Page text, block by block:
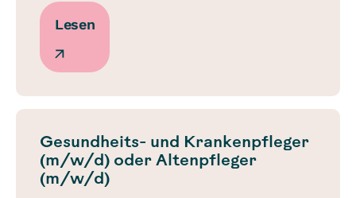
Lesen
Gesundheits- und Krankenpfleger
(m/w/d) oder Altenpfleger
(m/w/d)